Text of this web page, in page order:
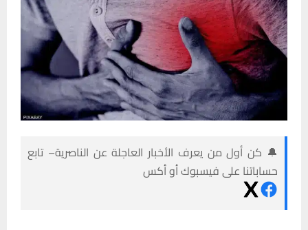
🔔 كن أول من يعرف الأخبار العاجلة عن الناصرية– تابع
حساباتنا على فيسبوك أو أكس